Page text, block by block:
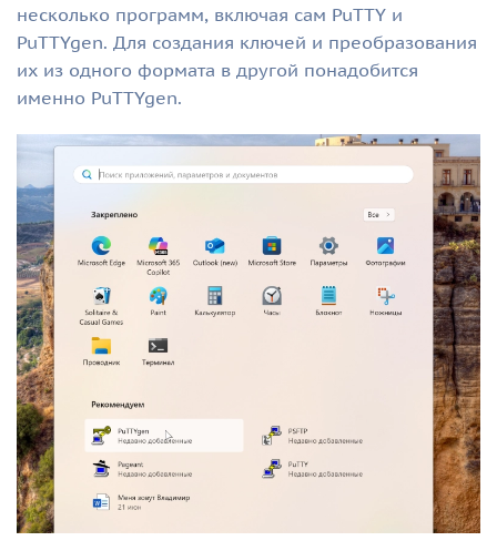
несколько программ, включая сам PuTTY и
PuTTYgen. Для создания ключей и преобразования
их из одного формата в другой понадобится
именно PuTTYgen.